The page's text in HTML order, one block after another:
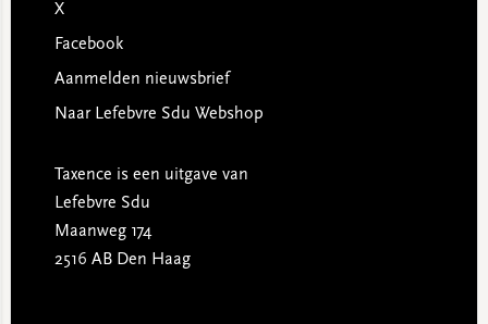
X
Facebook
Aanmelden nieuwsbrief
Naar Lefebvre Sdu Webshop
Taxence is een uitgave van
Lefebvre Sdu
Maanweg 174
2516 AB Den Haag